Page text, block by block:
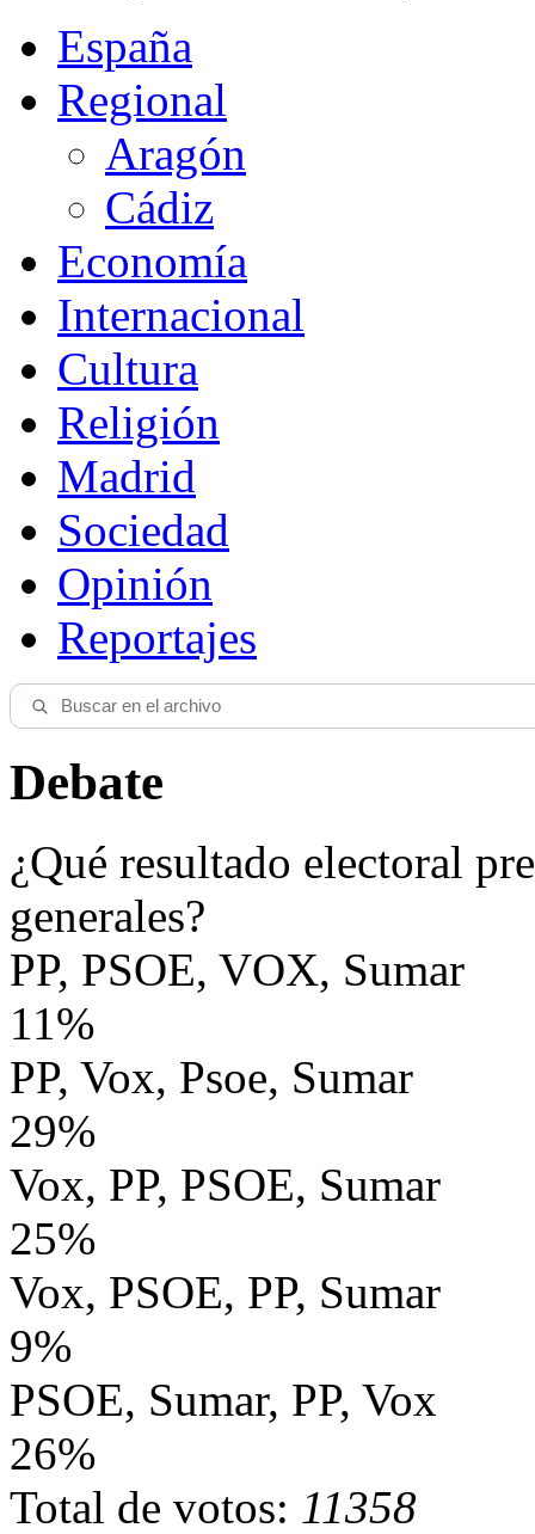
España
Regional
Aragón
Cádiz
Economía
Internacional
Cultura
Religión
Madrid
Sociedad
Opinión
Reportajes
Debate
¿Qué resultado electoral
generales?
PP, PSOE, VOX, Sumar
11%
PP, Vox, Psoe, Sumar
29%
Vox, PP, PSOE, Sumar
25%
Vox, PSOE, PP, Sumar
9%
PSOE, Sumar, PP, Vox
26%
Total de votos: 11358